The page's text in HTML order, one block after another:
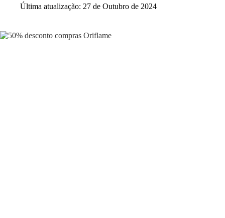
Última atualização: 27 de Outubro de 2024